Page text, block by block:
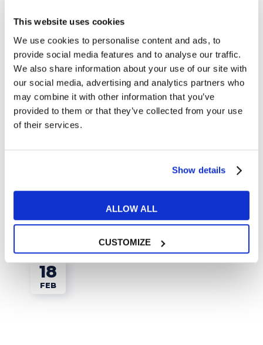
This website uses cookies
We use cookies to personalise content and ads, to
provide social media features and to analyse our traffic.
We also share information about your use of our site with
our social media, advertising and analytics partners who
may combine it with other information that you’ve
provided to them or that they’ve collected from your use
of their services.
Show details
ALLOW ALL
CUSTOMIZE
Esperienze MyES
18
FEB